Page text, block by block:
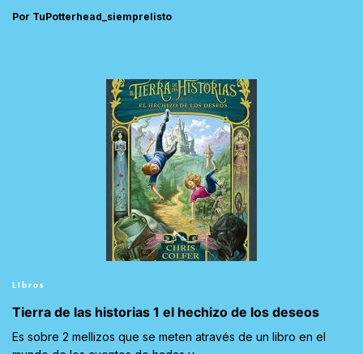
Por TuPotterhead_siemprelisto
Libros
Tierra de las historias 1 el hechizo de los deseos
Es sobre 2 mellizos que se meten através de un libro en el